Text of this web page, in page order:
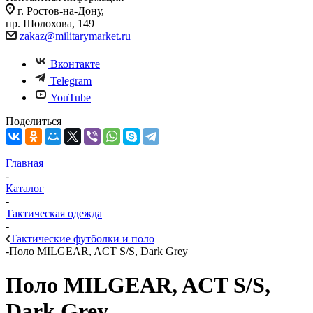
г. Ростов-на-Дону,
пр. Шолохова, 149
zakaz@militarymarket.ru
Вконтакте
Telegram
YouTube
Поделиться
Главная
-
Каталог
-
Тактическая одежда
-
Тактические футболки и поло
-Поло MILGEAR, ACT S/S, Dark Grey
Поло MILGEAR, ACT S/S,